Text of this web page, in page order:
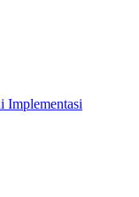
Implementasi